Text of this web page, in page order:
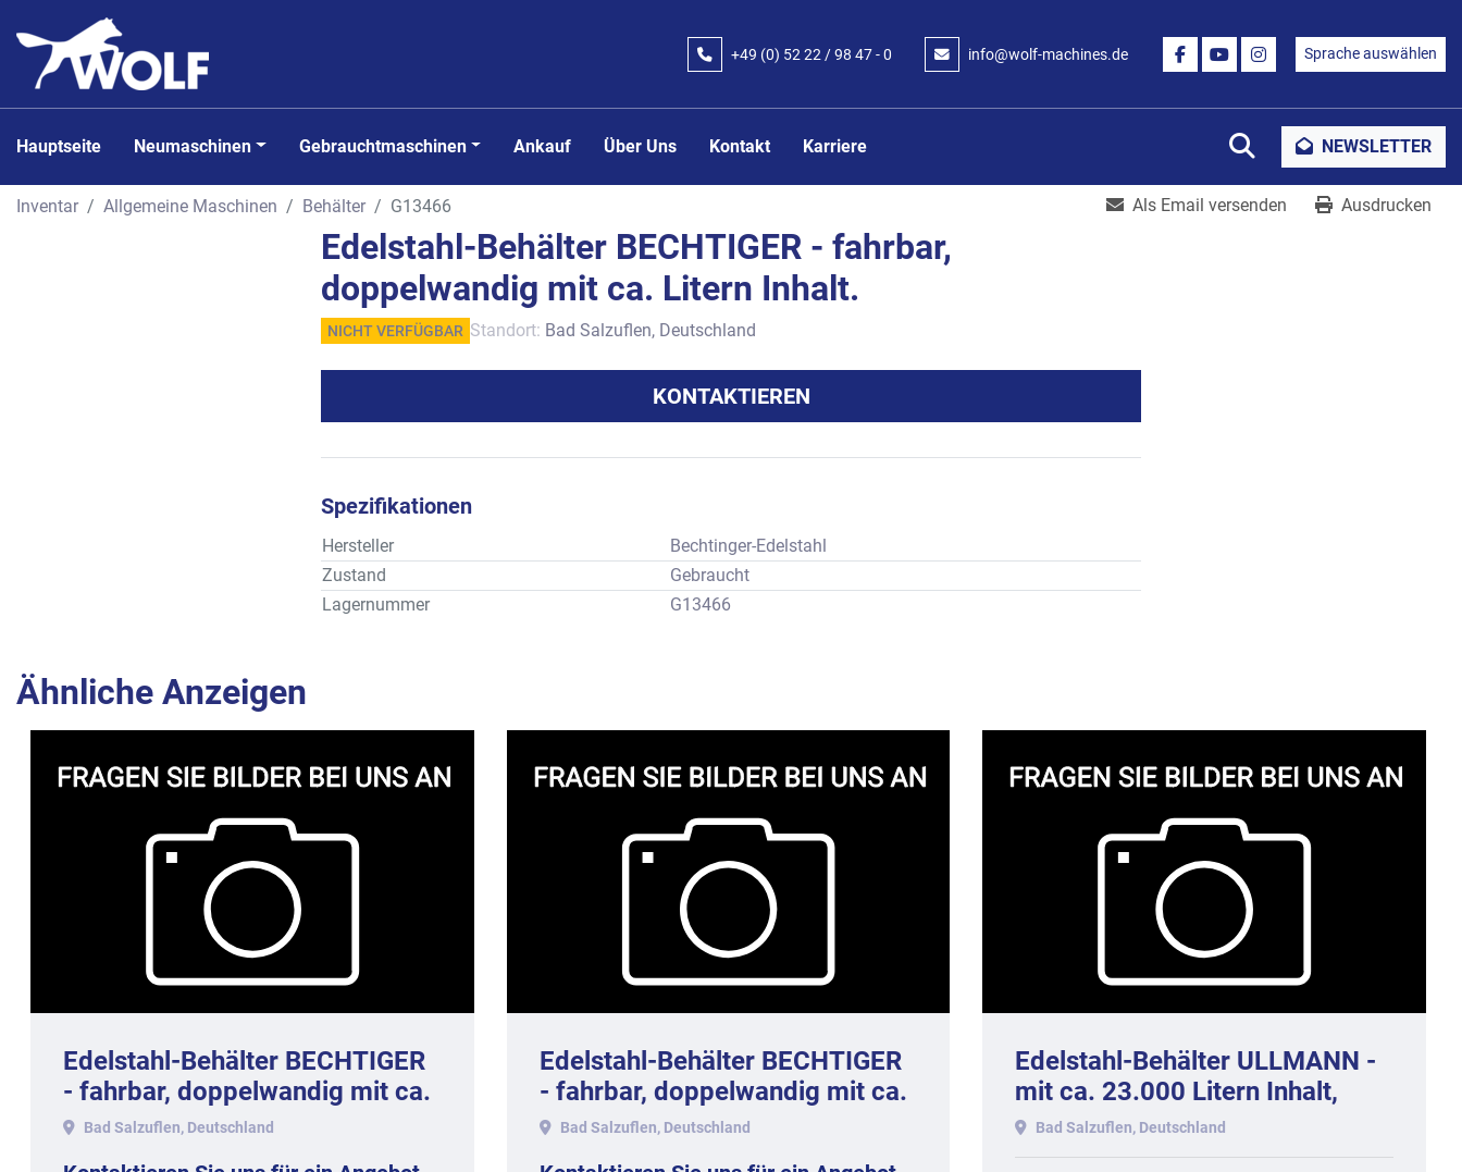
+49 (0) 52 22 / 98 47 - 0 info@wolf-machines.de
FACEBOOK
YOUTUBEINSTAGRAM
Sprache auswählen
Hauptseite Neumaschinen Gebrauchtmaschinen Ankauf Über Uns Kontakt Karriere SucheNEWSLETTER
Inventar Allgemeine Maschinen Behälter G13466 Als Email versenden Ausdrucken
Edelstahl-Behälter BECHTIGER - fahrbar,
doppelwandig mit ca. Litern Inhalt.
NICHT VERFÜGBAR Standort: Bad Salzuflen, Deutschland
KONTAKTIEREN
Spezifikationen
Hersteller
Bechtinger-Edelstahl
Zustand
Gebraucht
Lagernummer
G13466
Ähnliche Anzeigen
Edelstahl-Behälter BECHTIGER
- fahrbar, doppelwandig mit ca.
Litern Inhalt.
Bad Salzuflen, Deutschland
Edelstahl-Behälter BECHTIGER
- fahrbar, doppelwandig mit ca.
Litern Inhalt.
Bad Salzuflen, Deutschland
Edelstahl-Behälter ULLMANN -
mit ca. 23.000 Litern Inhalt,
doppelwandig, 2022.
Bad Salzuflen, Deutschland